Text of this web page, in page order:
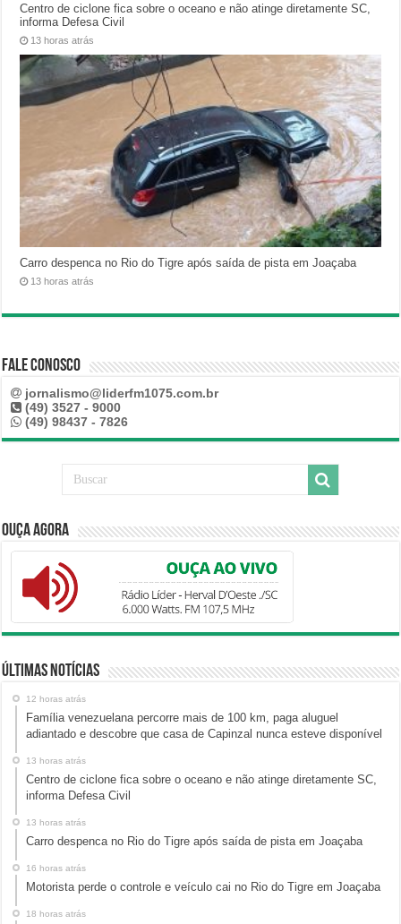
Centro de ciclone fica sobre o oceano e não atinge diretamente SC,
informa Defesa Civil
13 horas atrás
Carro despenca no Rio do Tigre após saída de pista em Joaçaba
13 horas atrás
Fale Conosco
jornalismo@liderfm1075.com.br
(49) 3527 - 9000
(49) 98437 - 7826
Ouça Agora
Últimas Notícias
12 horas atrás
Família venezuelana percorre mais de 100 km, paga aluguel
adiantado e descobre que casa de Capinzal nunca esteve disponível
13 horas atrás
Centro de ciclone fica sobre o oceano e não atinge diretamente SC,
informa Defesa Civil
13 horas atrás
Carro despenca no Rio do Tigre após saída de pista em Joaçaba
16 horas atrás
Motorista perde o controle e veículo cai no Rio do Tigre em Joaçaba
18 horas atrás